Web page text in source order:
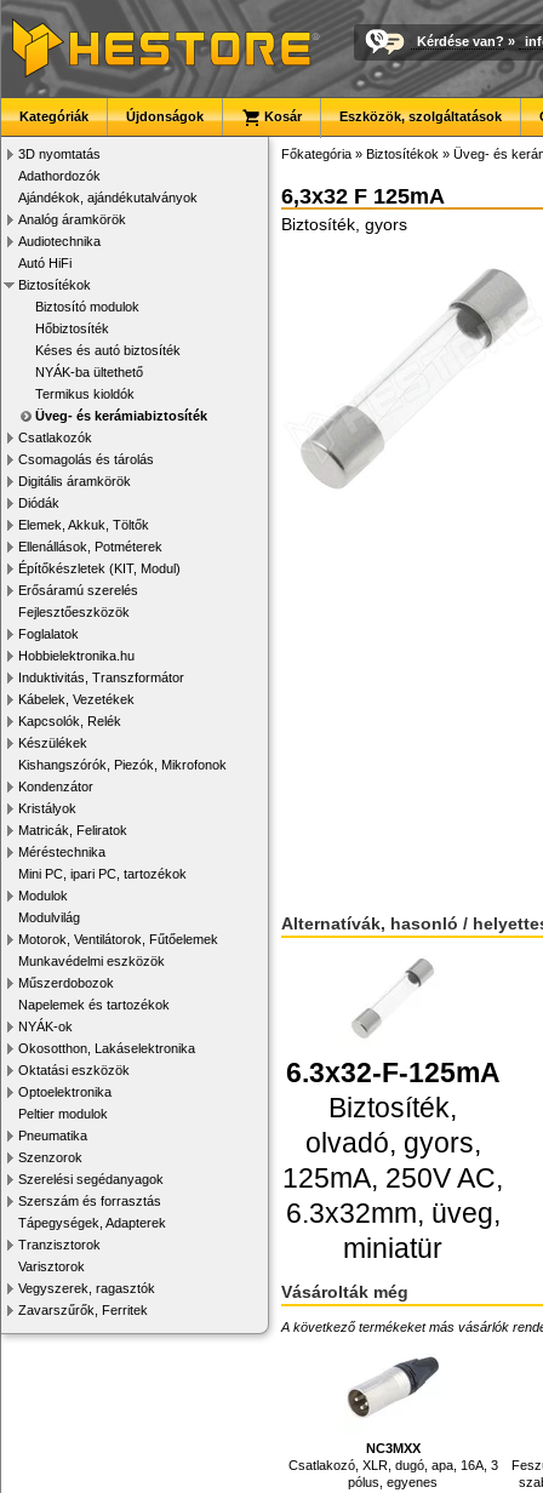
Kérdése van? »
Kategóriák Újdonságok Kosár Eszközök, szolgáltatások
3D nyomtatás
Adathordozók
Ajándékok, ajándékutalványok
Analóg áramkörök
Audiotechnika
Autó HiFi
Biztosítékok
Biztosító modulok
Hőbiztosíték
Késes és autó biztosíték
NYÁK-ba ültethető
Termikus kioldók
Üveg- és kerámiabiztosíték
Csatlakozók
Csomagolás és tárolás
Digitális áramkörök
Diódák
Elemek, Akkuk, Töltők
Ellenállások, Potméterek
Építőkészletek (KIT, Modul)
Erősáramú szerelés
Fejlesztőeszközök
Foglalatok
Hobbielektronika.hu
Induktivitás, Transzformátor
Kábelek, Vezetékek
Kapcsolók, Relék
Készülékek
Kishangszórók, Piezók, Mikrofonok
Kondenzátor
Kristályok
Matricák, Feliratok
Méréstechnika
Mini PC, ipari PC, tartozékok
Modulok
Modulvilág
Motorok, Ventilátorok, Fűtőelemek
Munkavédelmi eszközök
Műszerdobozok
Napelemek és tartozékok
NYÁK-ok
Okosotthon, Lakáselektronika
Oktatási eszközök
Optoelektronika
Peltier modulok
Pneumatika
Szenzorok
Szerelési segédanyagok
Szerszám és forrasztás
Tápegységek, Adapterek
Tranzisztorok
Varisztorok
Vegyszerek, ragasztók
Zavarszűrők, Ferritek
Főkategória » Biztosítékok » Üveg- és
6,3x32 F 125mA
Biztosíték, gyors
Alternatívák, hasonló /
6.3x32-F-125mA
Biztosíték,
olvadó, gyors,
125mA, 250V AC,
6.3x32mm, üveg,
miniatür
Vásárolták még
A következő termékeket más vásárlók
NC3MXX
Csatlakozó, XLR, dugó, apa, 16A, 3
pólus, egyenes